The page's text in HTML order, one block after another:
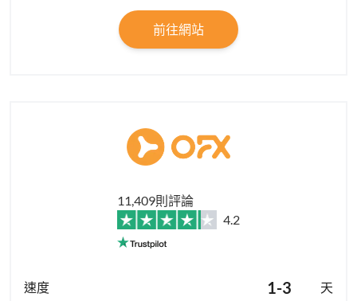
前往網站
11,409則評論
4.2
1-3 天